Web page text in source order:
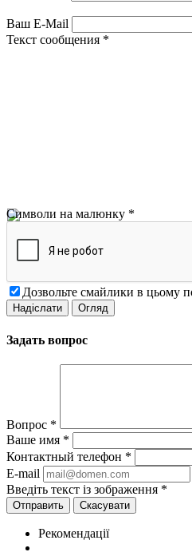
Ваш E-Mail
Текст сообщения *
Символи на малюнку *
Дозвольте смайлики в цьому
Задать вопрос
Вопрос *
Ваше имя *
Контактный телефон *
E-mail
Введіть текст із зображення *
Скасувати
Рекомендації